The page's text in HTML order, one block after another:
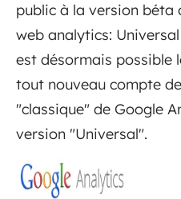
public à la version béta
web analytics:
est désormais possible
tout nouveau compte
"classique" de Google
version "Universal".